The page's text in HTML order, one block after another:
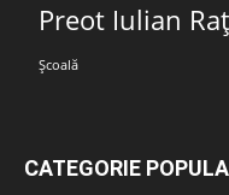
Preot Iulian
Școală
CATEGORIE